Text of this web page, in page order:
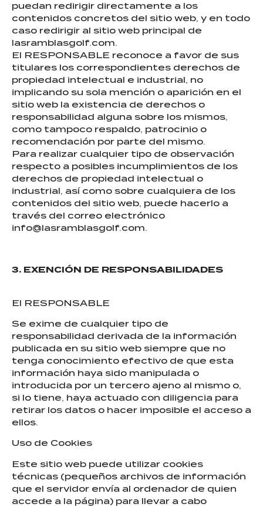
puedan redirigir directamente a los
contenidos concretos del sitio web, y en todo
caso redirigir al sitio web principal de
lasramblasgolf.com.
El RESPONSABLE reconoce a favor de sus
titulares los correspondientes derechos de
propiedad intelectual e industrial, no
implicando su sola mención o aparición en el
sitio web la existencia de derechos o
responsabilidad alguna sobre los mismos,
como tampoco respaldo, patrocinio o
recomendación por parte del mismo.
Para realizar cualquier tipo de observación
respecto a posibles incumplimientos de los
derechos de propiedad intelectual o
industrial, así como sobre cualquiera de los
contenidos del sitio web, puede hacerlo a
través del correo electrónico
info@lasramblasgolf.com.
3. EXENCIÓN DE RESPONSABILIDADES
El RESPONSABLE
Se exime de cualquier tipo de
responsabilidad derivada de la información
publicada en su sitio web siempre que no
tenga conocimiento efectivo de que esta
información haya sido manipulada o
introducida por un tercero ajeno al mismo o,
si lo tiene, haya actuado con diligencia para
retirar los datos o hacer imposible el acceso a
ellos.
Uso de Cookies
Este sitio web puede utilizar cookies
técnicas (pequeños archivos de información
que el servidor envía al ordenador de quien
accede a la página) para llevar a cabo